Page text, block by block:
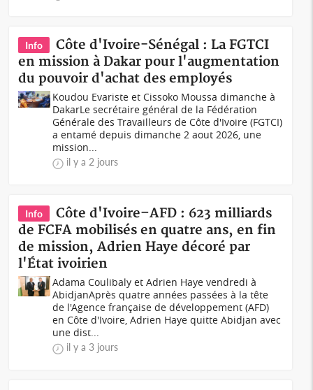
Info
Côte d'Ivoire-Sénégal : La FGTCI
en mission à Dakar pour l'augmentation
du pouvoir d'achat des employés
Koudou Evariste et Cissoko Moussa dimanche à
DakarLe secrétaire général de la Fédération
Générale des Travailleurs de Côte d'Ivoire (FGTCI)
a entamé depuis dimanche 2 aout 2026, une
mission...
il y a 2 jours
Info
Côte d'Ivoire–AFD : 623 milliards
de FCFA mobilisés en quatre ans, en fin
de mission, Adrien Haye décoré par
l'État ivoirien
Adama Coulibaly et Adrien Haye vendredi à
AbidjanAprès quatre années passées à la tête
de l'Agence française de développement (AFD)
en Côte d'Ivoire, Adrien Haye quitte Abidjan avec
une dist...
il y a 3 jours